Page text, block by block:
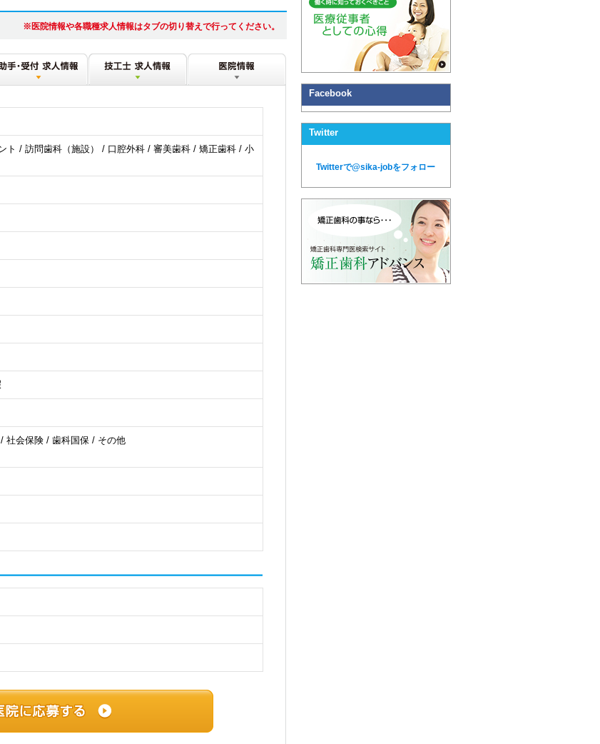
※医院情報や各職種求人情報はタブの切り替えで行ってください。
ト / 訪問歯科（施設） / 口腔外科 / 審美歯科 / 矯正歯科 / 小
社会保険 / 歯科国保 / その他
Facebook
Twitter
Twitterで@sika-jobをフォロー